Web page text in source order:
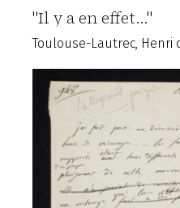
"Il y a en effet..."
Toulouse-Lautrec, Henri